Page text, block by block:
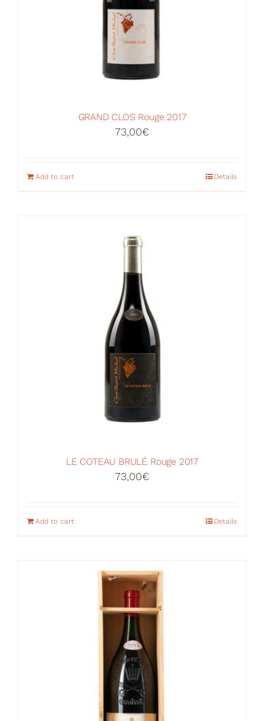
GRAND CLOS Rouge 2017
73,00€
Add to cart Details
LE COTEAU BRULÉ Rouge 2017
73,00€
Add to cart Details